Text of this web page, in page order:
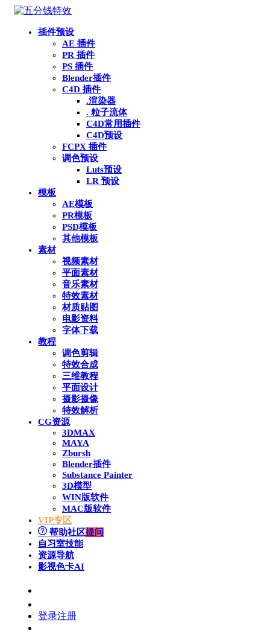
插件预设
AE 插件
PR 插件
PS 插件
Blender插件
C4D 插件
.渲染器
. 粒子流体
C4D常用插件
C4D预设
FCPX 插件
调色预设
Luts预设
LR 预设
模板
AE模板
PR模板
PSD模板
其他模板
素材
视频素材
平面素材
音乐素材
特效素材
材质贴图
电影资料
字体下载
教程
调色剪辑
特效合成
三维教程
平面设计
摄影摄像
特效解析
CG资源
3DMAX
MAYA
Zbursh
Blender插件
Substance Painter
3D模型
WIN版软件
MAC版软件
VIP专区
帮助社区提问
自习室技能
资源导航
影视色卡AI
登录注册